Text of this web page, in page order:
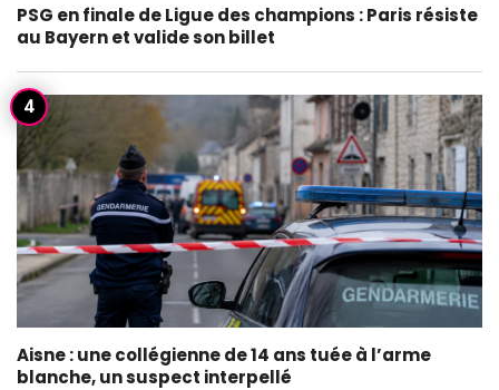
PSG en finale de Ligue des champions : Paris résiste
au Bayern et valide son billet
Aisne : une collégienne de 14 ans tuée à l’arme
blanche, un suspect interpellé